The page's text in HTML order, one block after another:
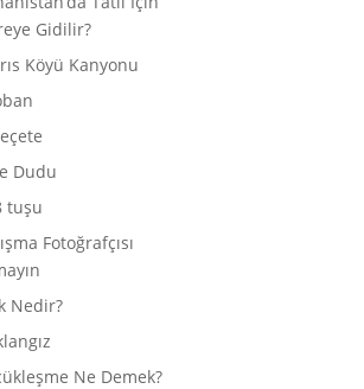
Gidilir?
Köyü Kanyonu
Dudu
tuşu
Fotoğrafçısı
Nedir?
Ne Demek?